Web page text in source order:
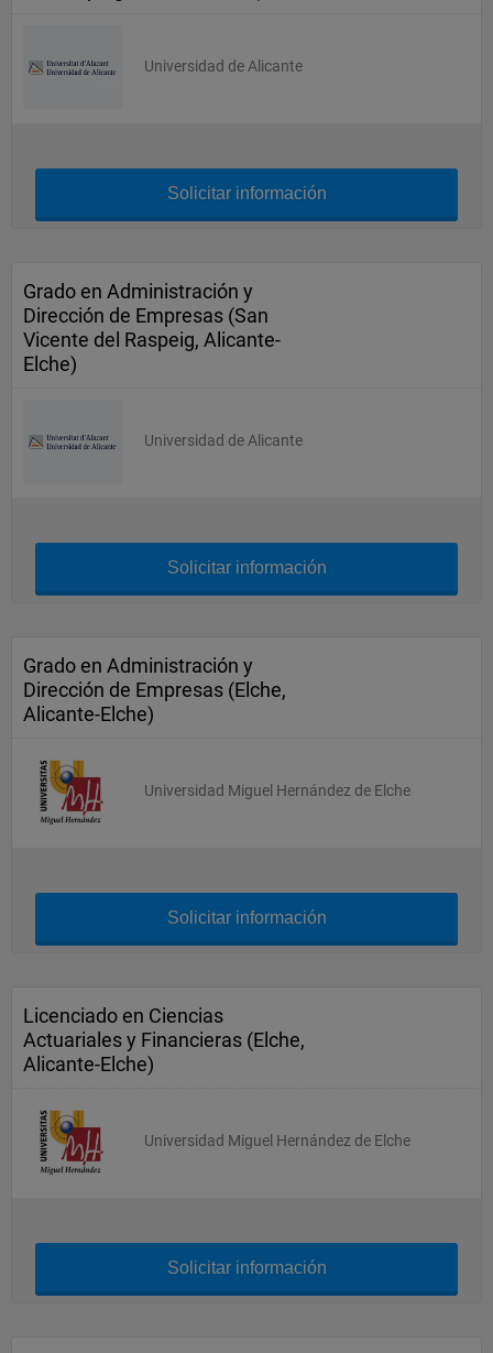
Universidad de Alicante
Solicitar información
Grado en Administración y
Dirección de Empresas (San
Vicente del Raspeig, Alicante-
Elche)
Universidad de Alicante
Solicitar información
Grado en Administración y
Dirección de Empresas (Elche,
Alicante-Elche)
Universidad Miguel Hernández de Elche
Solicitar información
Licenciado en Ciencias
Actuariales y Financieras (Elche,
Alicante-Elche)
Universidad Miguel Hernández de Elche
Solicitar información